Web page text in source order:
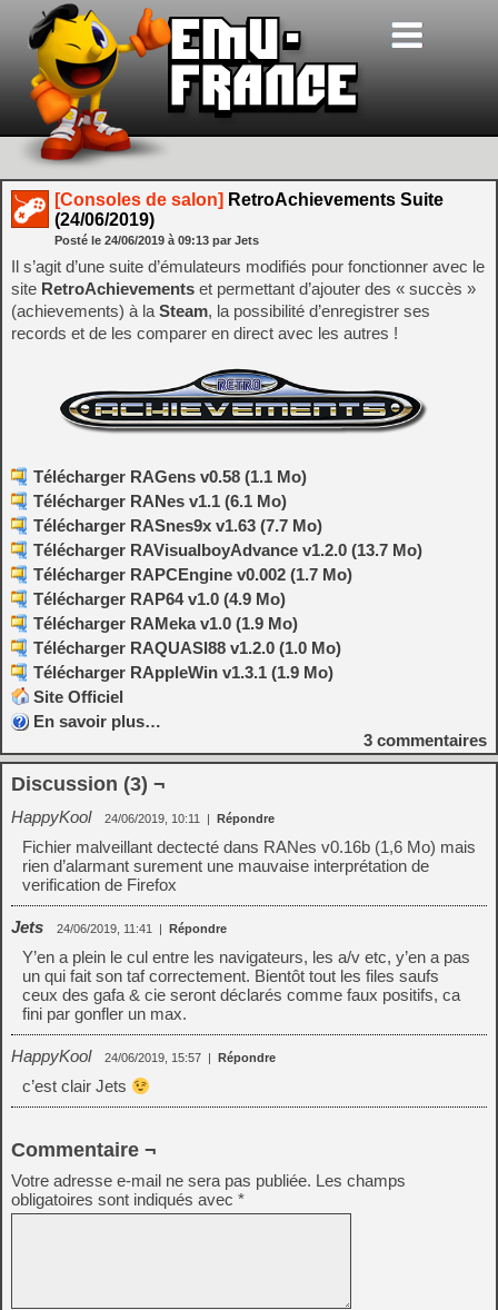
[Consoles de salon] RetroAchievements Suite
(24/06/2019)
Posté le 24/06/2019 à 09:13 par Jets
Il s’agit d’une suite d’émulateurs modifiés pour fonctionner avec le
site RetroAchievements et permettant d’ajouter des « succès »
(achievements) à la Steam, la possibilité d’enregistrer ses
records et de les comparer en direct avec les autres !
Télécharger RAGens v0.58 (1.1 Mo)
Télécharger RANes v1.1 (6.1 Mo)
Télécharger RASnes9x v1.63 (7.7 Mo)
Télécharger RAVisualboyAdvance v1.2.0 (13.7 Mo)
Télécharger RAPCEngine v0.002 (1.7 Mo)
Télécharger RAP64 v1.0 (4.9 Mo)
Télécharger RAMeka v1.0 (1.9 Mo)
Télécharger RAQUASI88 v1.2.0 (1.0 Mo)
Télécharger RAppleWin v1.3.1 (1.9 Mo)
Site Officiel
En savoir plus…
3 commentaires
Discussion (3) ¬
HappyKool 24/06/2019, 10:11 | Répondre
Fichier malveillant dectecté dans RANes v0.16b (1,6 Mo) mais
rien d’alarmant surement une mauvaise interprétation de
verification de Firefox
Jets 24/06/2019, 11:41 | Répondre
Y’en a plein le cul entre les navigateurs, les a/v etc, y’en a pas
un qui fait son taf correctement. Bientôt tout les files saufs
ceux des gafa & cie seront déclarés comme faux positifs, ca
fini par gonfler un max.
HappyKool 24/06/2019, 15:57 | Répondre
c’est clair Jets
Commentaire ¬
Votre adresse e-mail ne sera pas publiée. Les champs
obligatoires sont indiqués avec *